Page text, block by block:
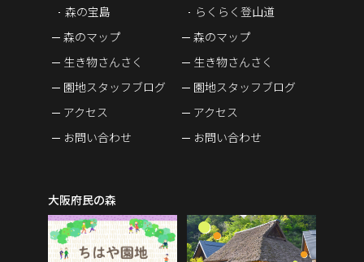
森の宝島
森のマップ
生き物さんさく
園地スタッフブログ
アクセス
お問い合わせ
らくらく登山道
森のマップ
生き物さんさく
園地スタッフブログ
アクセス
お問い合わせ
大阪府民の森